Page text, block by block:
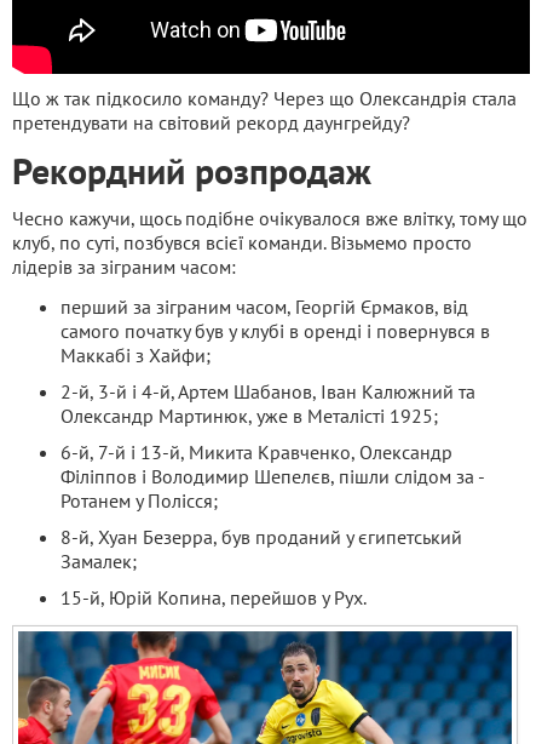
Що ж так підкосило команду? Через що Олександрія стала
претендувати на світовий рекорд даунгрейду?
Рекордний розпродаж
Чесно кажучи, щось подібне очікувалося вже влітку, тому що
клуб, по суті, позбувся всієї команди. Візьмемо просто
лідерів за зіграним часом:
перший за зіграним часом, Георгій Єрмаков, від
самого початку був у клубі в оренді і повернувся в
Маккабі з Хайфи;
2-й, 3-й і 4-й, Артем Шабанов, Іван Калюжний та
Олександр Мартинюк, уже в Металісті 1925;
6-й, 7-й і 13-й, Микита Кравченко, Олександр
Філіппов і Володимир Шепелєв, пішли слідом за -
Ротанем у Полісся;
8-й, Хуан Безерра, був проданий у єгипетський
Замалек;
15-й, Юрій Копина, перейшов у Рух.